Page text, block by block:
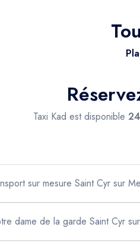
Taxi Kad est disponible
sur mesure Saint Cyr sur
dame de la garde Saint Cyr